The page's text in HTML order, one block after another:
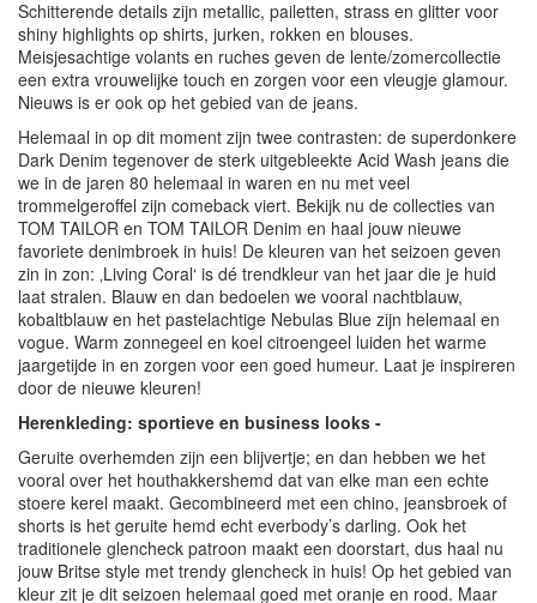
Schitterende details zijn metallic, pailetten, strass en glitter voor
shiny highlights op shirts, jurken, rokken en blouses.
Meisjesachtige volants en ruches geven de lente/zomercollectie
een extra vrouwelijke touch en zorgen voor een vleugje glamour.
Nieuws is er ook op het gebied van de jeans.
Helemaal in op dit moment zijn twee contrasten: de superdonkere
Dark Denim tegenover de sterk uitgebleekte Acid Wash jeans die
we in de jaren 80 helemaal in waren en nu met veel
trommelgeroffel zijn comeback viert. Bekijk nu de collecties van
TOM TAILOR en TOM TAILOR Denim en haal jouw nieuwe
favoriete denimbroek in huis! De kleuren van het seizoen geven
zin in zon: ‚Living Coral‘ is dé trendkleur van het jaar die je huid
laat stralen. Blauw en dan bedoelen we vooral nachtblauw,
kobaltblauw en het pastelachtige Nebulas Blue zijn helemaal en
vogue. Warm zonnegeel en koel citroengeel luiden het warme
jaargetijde in en zorgen voor een goed humeur. Laat je inspireren
door de nieuwe kleuren!
Herenkleding: sportieve en business looks -
Geruite overhemden zijn een blijvertje; en dan hebben we het
vooral over het houthakkershemd dat van elke man een echte
stoere kerel maakt. Gecombineerd met een chino, jeansbroek of
shorts is het geruite hemd echt everbody’s darling. Ook het
traditionele glencheck patroon maakt een doorstart, dus haal nu
jouw Britse style met trendy glencheck in huis! Op het gebied van
kleur zit je dit seizoen helemaal goed met oranje en rood. Maar